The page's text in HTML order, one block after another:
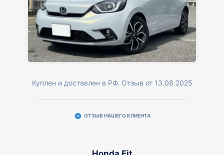
Куплен и доставлен в РФ. Отзыв от 13.08.2025
ОТЗЫВ НАШЕГО КЛИЕНТА